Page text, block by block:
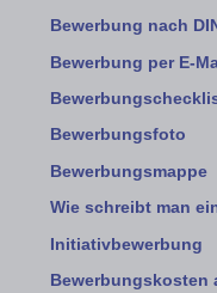
Bewerbung nach
Bewerbung per E-
Bewerbungsfoto
Bewerbungsmappe
Wie schreibt man
Initiativbewerbung
Bewerbungskosten